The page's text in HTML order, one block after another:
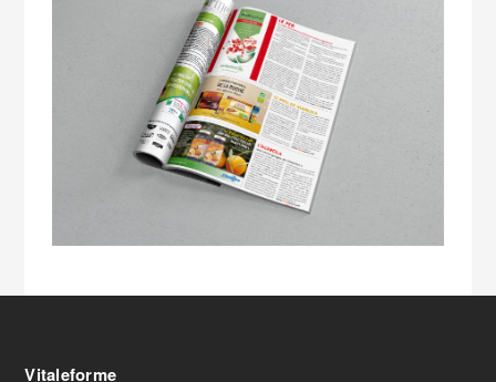
Vitaleforme